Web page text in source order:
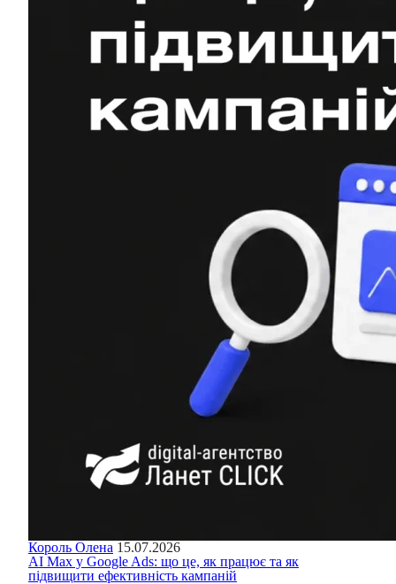
Король Олена 15.07.2026
AI Max у Google Ads: що це, як працює та як
підвищити ефективність кампаній